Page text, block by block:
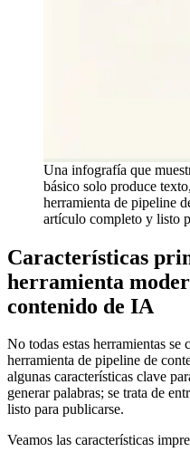
Una infografía que
básico solo produce
herramienta de pipeline
artículo completo y listo
Características
herramienta
contenido de IA
No todas estas herramientas
herramienta de pipeline de
algunas características clave
generar palabras; se trata de
listo para publicarse.
Veamos las características